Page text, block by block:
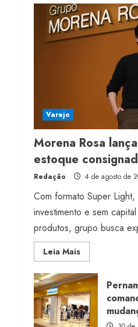
2026
4 de
digital
4 de
Varejo
Morena Rosa
estoque
Redação 4 de agosto de
Com formato Super
investimento e sem
produtos, grupo busca
Leia MaisRead
more
Morena
Rosa
lança
franquia
com
estoque